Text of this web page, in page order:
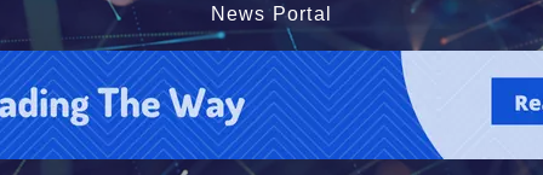
News Portal